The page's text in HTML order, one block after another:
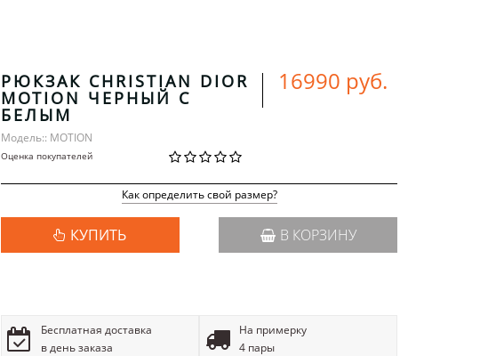
РЮКЗАК CHRISTIAN DIOR
MOTION ЧЕРНЫЙ С
БЕЛЫМ
Модель:: MOTION
Оценка покупателей
16990 руб.
Как определить свой размер?
КУПИТЬ В КОРЗИНУ
Бесплатная доставка
в день заказа
На примерку
4 пары